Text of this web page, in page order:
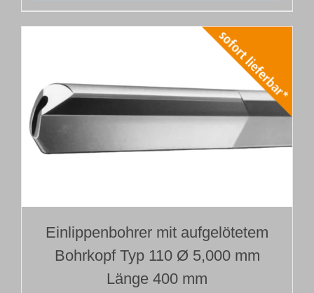
Einlippenbohrer mit aufgelötetem
Bohrkopf Typ 110 Ø 5,000 mm
Länge 400 mm